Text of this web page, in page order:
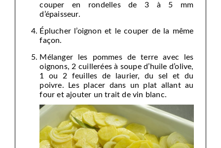
couper en rondelles de 3 à 5 mm
d’épaisseur.
Éplucher l’oignon et le couper de la même
façon.
Mélanger les pommes de terre avec les
oignons, 2 cuillerées à soupe d’huile d’olive,
1 ou 2 feuilles de laurier, du sel et du
poivre. Les placer dans un plat allant au
four et ajouter un trait de vin blanc.